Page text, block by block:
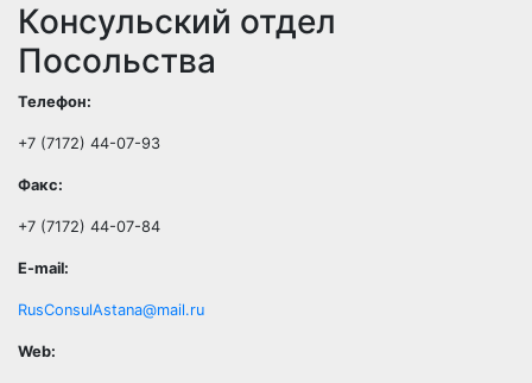
Консульский отдел
Посольства
Телефон:
+7 (7172) 44-07-93
Факс:
+7 (7172) 44-07-84
E-mail:
RusConsulAstana@mail.ru
Web: